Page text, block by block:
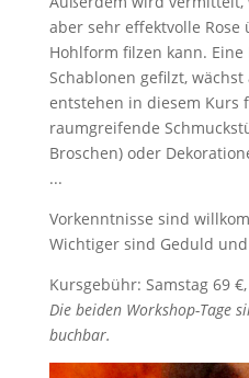
aber sehr effektvolle Rose
Hohlform filzen kann.
Schablonen gefilzt,
entstehen in diesem Kurs
raumgreifende
Broschen) oder
...
Vorkenntnisse sind
Wichtiger sind Geduld
Kursgebühr: Samstag 69
Die beiden Workshop-Tage
buchbar.